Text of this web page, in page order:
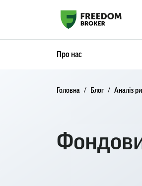
Про нас
Головна Блог Аналіз